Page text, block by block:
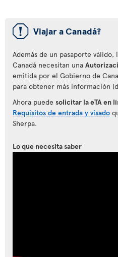
ü Viajar a Canadá?
Además de un pasaporte
Canadá necesitan una
emitida por el Gobierno de
para obtener más información
Ahora puede solicitar la eTA en
Requisitos de entrada y visado
Sherpa.
Lo que necesita saber